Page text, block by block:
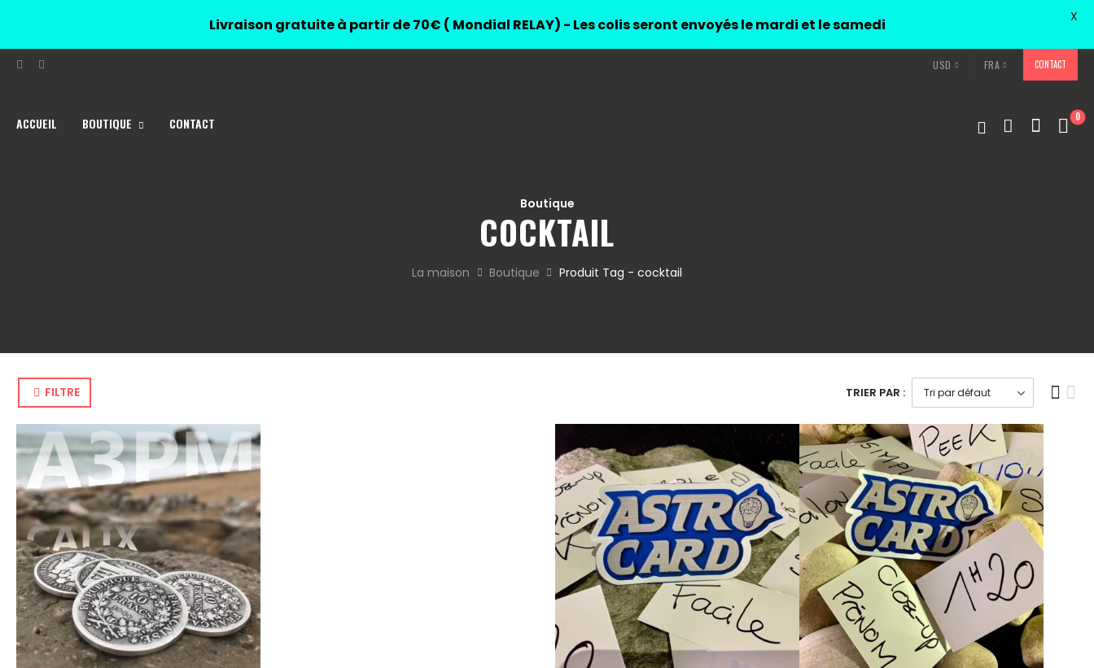
USD FRA CONTACT
ACCUEIL BOUTIQUE CONTACT 0
Boutique
COCKTAIL
La maison Boutique Produit Tag - cocktail
FILTRE TRIER PAR :
Livraison gratuite à partir de 70€ ( Mondial RELAY) - Les colis seront envoyés le mardi et le samedi X